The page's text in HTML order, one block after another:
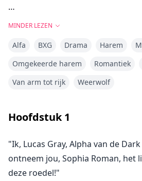
later dan verwacht haar eerste
onderging. Sophia dacht dat dit
groot avontuur.
Twee dagen nadat Sophia een
werd gered door leden van de Sky
werd later naar de Alphas
de levenspartner is van beide
MINDER LEZEN
Alfa BXG Drama Harem
Omgekeerde harem
Romantiek
Van arm tot rijk
Weerwolf
Hoofdstuk1
"Ik, Lucas Gray, Alpha van de
ontneem jou, Sophia Roman, het
deze roedel!"